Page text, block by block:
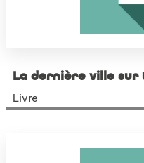
La dernière ville
Livre